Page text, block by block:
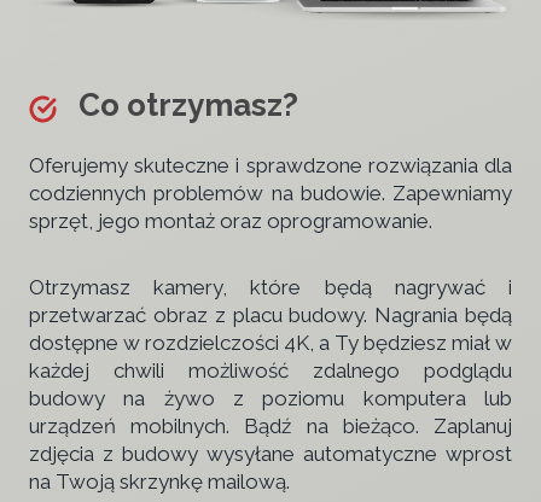
Co otrzymasz?
Oferujemy skuteczne i sprawdzone rozwiązania dla
codziennych problemów na budowie. Zapewniamy
sprzęt, jego montaż oraz oprogramowanie.
Otrzymasz kamery, które będą nagrywać i
przetwarzać obraz z placu budowy. Nagrania będą
dostępne w rozdzielczości 4K, a Ty będziesz miał w
każdej chwili możliwość zdalnego podglądu
budowy na żywo z poziomu komputera lub
urządzeń mobilnych. Bądź na bieżąco. Zaplanuj
zdjęcia z budowy wysyłane automatyczne wprost
na Twoją skrzynkę mailową.